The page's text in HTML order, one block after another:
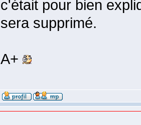
c'était pour bien
sera supprimé.
A+